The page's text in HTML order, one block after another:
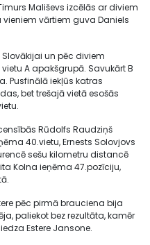
Mališevs izcēlās ar diviem
vieniem vārtiem guva Daniels
Slovākijai un pēc diviem
A apakšgrupā. Savukārt B
Pusfinālā iekļūs katras
bet trešajā vietā esošās
Rūdolfs Raudziņš
40.vietu, Ernests Solovjovs
sešu kilometru distancē
Kolna ieņēma 47.pozīciju,
pēc pirmā brauciena bija
paliekot bez rezultāta, kamēr
Estere Jansone.